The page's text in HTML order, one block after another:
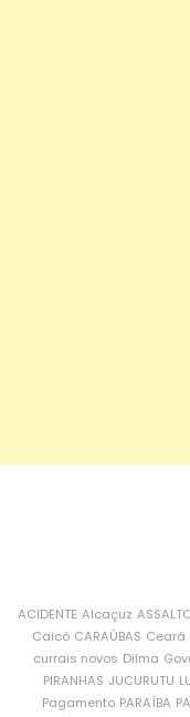
ACIDENTE Alcaçuz
Caicó CARAÚBAS Ceará
currais novos Dilma
PIRANHAS JUCURUTU
Pagamento PARAÍBA